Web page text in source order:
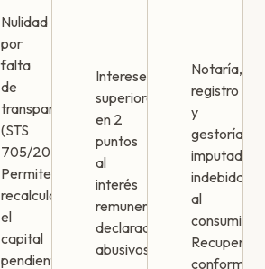
Nulidad
por
falta
de
transparencia
(STS
705/2015).
Permite
recalcular
el
capital
pendiente
Intereses
superiores
en 2
puntos
al
interés
remuneratorio
declarados
abusivos
Notaría,
registro
y
gestoría
imputados
al
consumidor.
conforme